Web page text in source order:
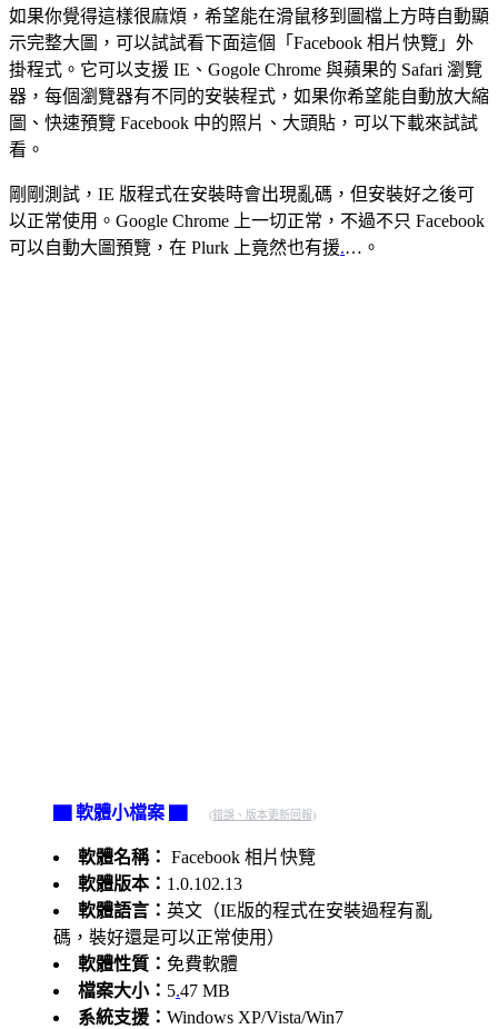
如果你覺得這樣很麻煩，希望能在滑鼠移到圖檔上方時自動顯
示完整大圖，可以試試看下面這個「Facebook 相片快覽」外
掛程式。它可以支援 IE、Gogole Chrome 與蘋果的 Safari 瀏覽
器，每個瀏覽器有不同的安裝程式，如果你希望能自動放大縮
圖、快速預覽 Facebook 中的照片、大頭貼，可以下載來試試
看。
剛剛測試，IE 版程式在安裝時會出現亂碼，但安裝好之後可
以正常使用。Google Chrome 上一切正常，不過不只 Facebook
可以自動大圖預覽，在 Plurk 上竟然也有援.…。
▇ 軟體小檔案 ▇ (錯誤、版本更新回報)
軟體名稱： Facebook 相片快覽
軟體版本： 1.0.102.13
軟體語言： 英文（IE版的程式在安裝過程有亂
碼，裝好還是可以正常使用）
軟體性質： 免費軟體
檔案大小： 5.47 MB
系統支援： Windows XP/Vista/Win7